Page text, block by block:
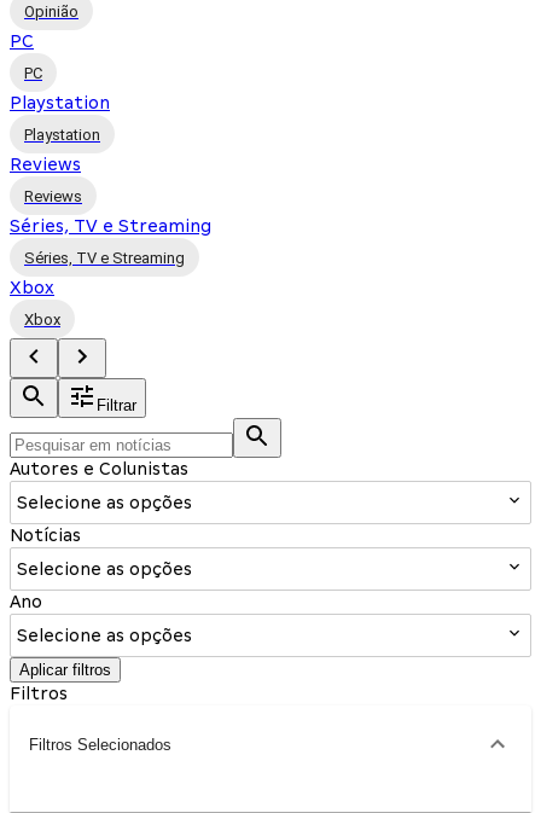
Opinião
PC
PC
Playstation
Playstation
Reviews
Reviews
Séries, TV e Streaming
Séries, TV e Streaming
Xbox
Xbox
Filtrar
Autores e Colunistas
Selecione as opções
Notícias
Selecione as opções
Ano
Selecione as opções
Aplicar filtros
Filtros
Filtros Selecionados